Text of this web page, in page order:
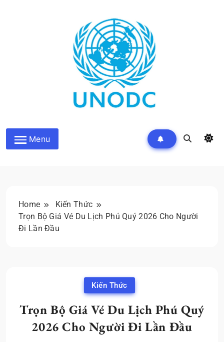
Kiến Thức Liên Hợp Quốc
Menu
Home
Kiến Thức
Trọn Bộ Giá Vé Du Lịch Phú Quý 2026 Cho Người
Đi Lần Đầu
Kiến Thức
Trọn Bộ Giá Vé Du Lịch Phú Quý
2026 Cho Người Đi Lần Đầu